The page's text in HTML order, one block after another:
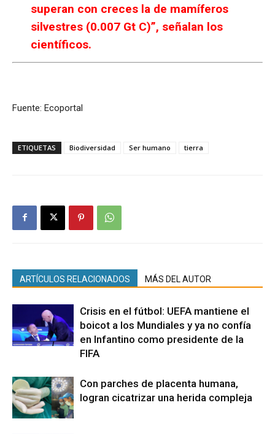
superan con creces la de mamíferos
silvestres (0.007 Gt C)”, señalan los
científicos.
Fuente: Ecoportal
ETIQUETAS Biodiversidad Ser humano tierra
ARTÍCULOS RELACIONADOS MÁS DEL AUTOR
Crisis en el fútbol: UEFA mantiene el
boicot a los Mundiales y ya no confía
en Infantino como presidente de la
FIFA
Con parches de placenta humana,
logran cicatrizar una herida compleja